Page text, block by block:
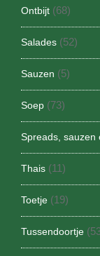
Ontbijt (68)
Salades (52)
Sauzen (5)
Soep (73)
Spreads, sauzen
Thais (11)
Toetje (19)
Tussendoortje